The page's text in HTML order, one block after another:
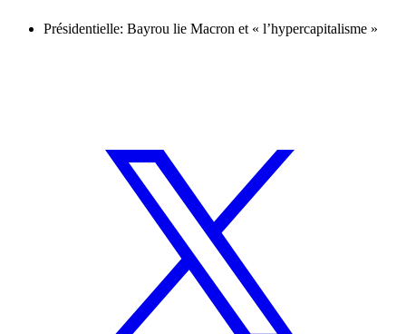
Présidentielle: Bayrou lie Macron et « l’hypercapitalisme »